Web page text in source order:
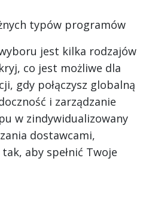
typów programów
jest kilka rodzajów
co jest możliwe dla
gdy połączysz globalną
i zarządzanie
w zindywidualizowany
dostawcami,
aby spełnić Twoje